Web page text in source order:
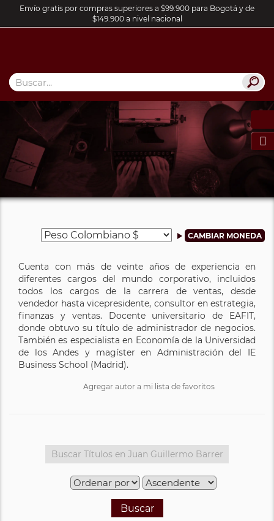
Envío gratis por compras superiores a $99.900 para Bogotá y de
$149.900 a nivel nacional

Cuenta con más de veinte años de experiencia en
diferentes cargos del mundo corporativo, incluidos
todos los cargos de la carrera de ventas, desde
vendedor hasta vicepresidente, consultor en estrategia,
finanzas y ventas. Docente universitario de EAFIT,
donde obtuvo su título de administrador de negocios.
También es especialista en Economía de la Universidad
de los Andes y magíster en Administración del IE
Business School (Madrid).
Agregar autor a mi lista de favoritos
Buscar